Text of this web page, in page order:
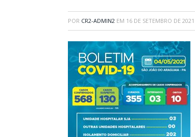
POR CR2-ADMIN2 EM 16 DE SETEMBRO DE 2021